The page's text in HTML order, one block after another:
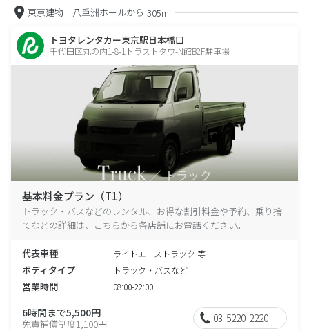
東京建物 八重洲ホールから 305m
トヨタレンタカー東京駅日本橋口
千代田区丸の内1-8-1トラストタワ-N館B2F駐車場
基本料金プラン（T1）
トラック・バスなどのレンタル、お得な割引料金や予約、乗り捨
てなどの詳細は、こちらから各店舗にお電話ください。
代表車種 ライトエーストラック 等
ボディタイプ トラック・バスなど
営業時間 08:00-22:00
6時間まで5,500円
免責補償制度1,100円 03-5220-2220